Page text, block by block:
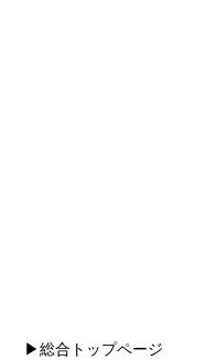
▶総合トップページ